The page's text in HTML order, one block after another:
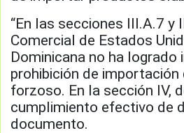
“En las secciones III.A.7 y
Comercial de Estados
Dominicana no ha
prohibición de
forzoso. En la sección IV,
cumplimiento efectivo de
documento.